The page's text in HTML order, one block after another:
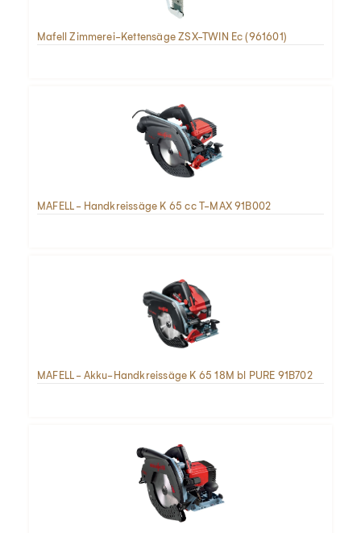
Mafell Zimmerei-Kettensäge ZSX-TWIN Ec (961601)
MAFELL - Handkreissäge K 65 cc T-MAX 91B002
MAFELL - Akku-Handkreissäge K 65 18M bl PURE 91B702